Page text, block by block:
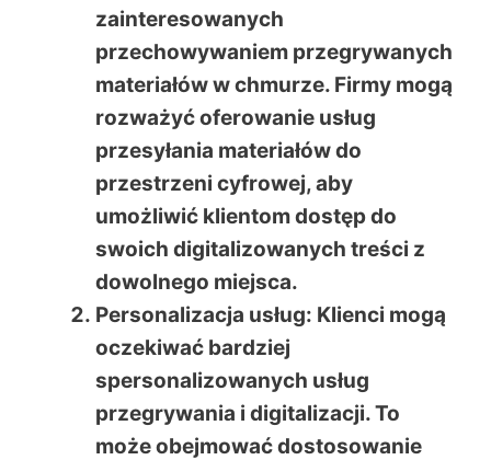
zainteresowanych
przechowywaniem przegrywanych
materiałów w chmurze. Firmy mogą
rozważyć oferowanie usług
przesyłania materiałów do
przestrzeni cyfrowej, aby
umożliwić klientom dostęp do
swoich digitalizowanych treści z
dowolnego miejsca.
Personalizacja usług: Klienci mogą
oczekiwać bardziej
spersonalizowanych usług
przegrywania i digitalizacji. To
może obejmować dostosowanie